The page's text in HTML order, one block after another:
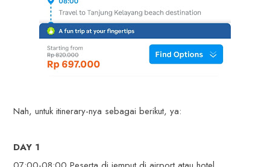
Nah, untuk itinerary-nya sebagai berikut, ya:
DAY 1